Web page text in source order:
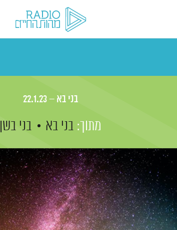
בני בא – 22.1.23
מתוך: בני בא בני בשן